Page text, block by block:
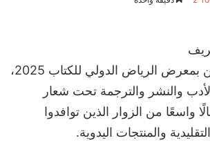
شهد ركن الحرفيين بمعرض الرياض الدولي للكتاب 2025،
والنشر والترجمة تحت شعار
واسعًا من الزوار الذين توافدوا
والمنتجات اليدوية.